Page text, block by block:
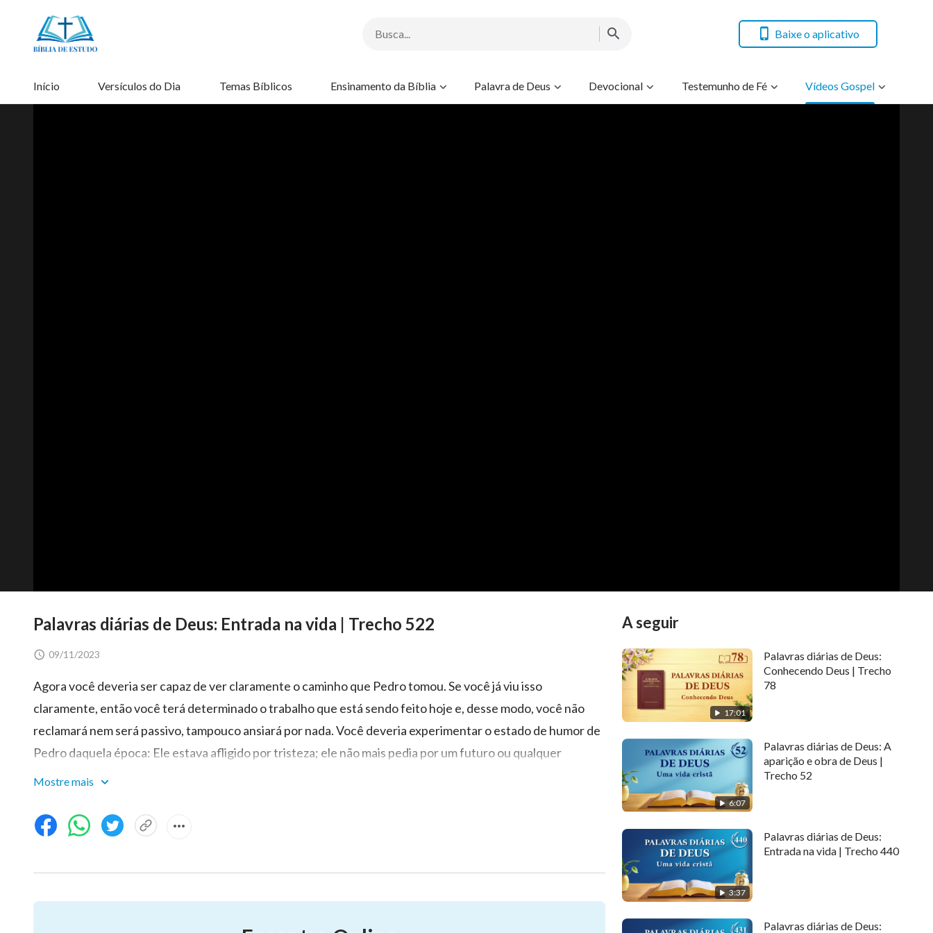
Baixe o aplicativo
Início Versículos do Dia Temas Bíblicos Ensinamento da Bíblia Palavra de Deus Devocional Testemunho de Fé Vídeos Gospel
Palavras diárias de Deus: Entrada na vida | Trecho 522
09/11/2023
Agora você deveria ser capaz de ver claramente o caminho que Pedro tomou. Se você já viu isso
claramente, então você terá determinado o trabalho que está sendo feito hoje e, desse modo, você não
reclamará nem será passivo, tampouco ansiará por nada. Você deveria experimentar o estado de humor de
Pedro daquela época: Ele estava afligido por tristeza; ele não mais pedia por um futuro ou qualquer
bênção. Ele não buscava lucro, felicidade, fama ou a fortuna do mundo, mas somente buscava viver uma
precioso para Deus. Então, ele estaria satisfeito em seu coração. Ele frequentemente orava a Jesus com
estas palavras: “Senhor
Ele sempre orava para fazer sua resolução, ele era constantemente encorajado pelas palavras de Jesus e
Mostre mais
A seguir
17:01
Palavras diárias de Deus:
Conhecendo Deus | Trecho
78
6:07
Palavras diárias de Deus: A
aparição e obra de Deus |
Trecho 52
3:37
Palavras diárias de Deus:
Entrada na vida | Trecho 440
Palavras diárias de Deus: